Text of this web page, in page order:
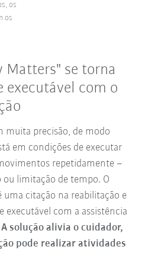
os
os
Matters" se torna
executável com o
muita precisão, de modo
em condições de executar
repetidamente –
limitação de tempo. O
uma citação na reabilitação e
com a assistência
A solução alivia o cuidador,
pode realizar atividades